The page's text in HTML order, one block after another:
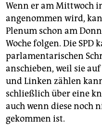
Wenn er am Mittwoch
angenommen wird,
Plenum schon am
Woche folgen. Die SPD
parlamentarischen
anschieben, weil sie
und Linken zählen
schließlich über eine
auch wenn diese noch
gekommen ist.